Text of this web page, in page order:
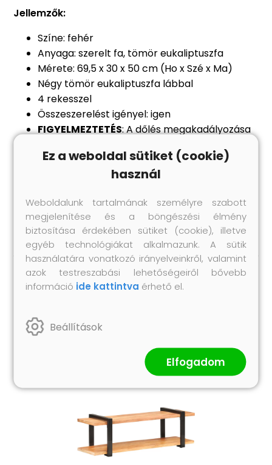
Jellemzők:
Színe: fehér
Anyaga: szerelt fa, tömör eukaliptuszfa
Mérete: 69,5 x 30 x 50 cm (Ho x Szé x Ma)
Négy tömör eukaliptuszfa lábbal
4 rekesszel
Összeszerelést igényel: igen
FIGYELMEZTETÉS: A dőlés megakadályozása
segítségével rögzíteni kell a falhoz!
Legal Documents:
Itttovábbi részleteket találhat arról; hogyan
akadályozza meg a bútorok felborulását
Hasonló termékek
Ez a weboldal sütiket (cookie)
használ
Weboldalunk tartalmának személyre szabott
megjelenítése és a böngészési élmény
biztosítása érdekében sütiket (cookie), illetve
egyéb technológiákat alkalmazunk. A sütik
használatára vonatkozó irányelveinkről, valamint
azok testreszabási lehetőségeiről bővebb
információ ide kattintva érhető el.
Beállítások
Elfogadom